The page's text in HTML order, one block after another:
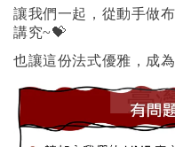
讓我們一起，從動手做
講究~💝
也讓這份法式優雅，成